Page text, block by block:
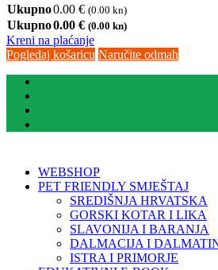
Ukupno0.00 € (0.00 kn)
Ukupno0.00 € (0.00 kn)
Kreni na plaćanje
Pogledaj košaricu Naručite odmah
WEBSHOP
PET FRIENDLY SMJEŠTAJ
SREDIŠNJA HRVATSKA
GORSKI KOTAR I LIKA
SLAVONIJA I BARANJA
DALMACIJA I
ISTRA I PRIMORJE